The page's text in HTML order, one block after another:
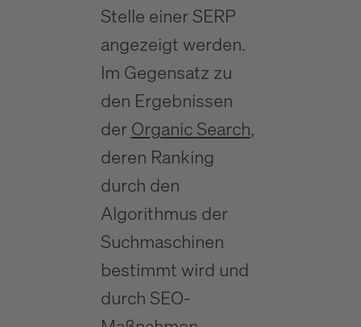
Stelle einer SERP
angezeigt werden.
Im Gegensatz zu
den Ergebnissen
der Organic Search,
deren Ranking
durch den
Algorithmus der
Suchmaschinen
bestimmt wird und
durch SEO-